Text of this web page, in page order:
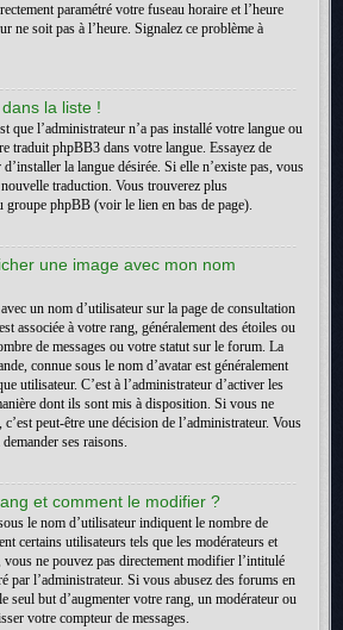
paramétré votre fuseau horaire et l’heure
ne soit pas à l’heure. Signalez ce problème à
la liste !
que l’administrateur n’a pas installé votre langue ou
traduit phpBB3 dans votre langue. Essayez de
la langue désirée. Si elle n’existe pas, vous
traduction. Vous trouverez plus
groupe phpBB (voir le lien en bas de page).
une image avec mon nom
un nom d’utilisateur sur la page de consultation
associée à votre rang, généralement des étoiles ou
de messages ou votre statut sur le forum. La
connue sous le nom d’avatar est généralement
utilisateur. C’est à l’administrateur d’activer les
dont ils sont mis à disposition. Si vous ne
peut-être une décision de l’administrateur. Vous
ses raisons.
et comment le modifier ?
le nom d’utilisateur indiquent le nombre de
certains utilisateurs tels que les modérateurs et
ne pouvez pas directement modifier l’intitulé
par l’administrateur. Si vous abusez des forums en
seul but d’augmenter votre rang, un modérateur ou
votre compteur de messages.